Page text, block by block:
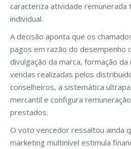
caracteriza atividade remunerada
individual.
A decisão aponta que os
pagos em razão do desempenho
divulgação da marca, formação
vendas realizadas pelos
conselheiros, a sistemática
mercantil e configura
prestados.
O voto vencedor ressaltou ainda
marketing multinível estimula